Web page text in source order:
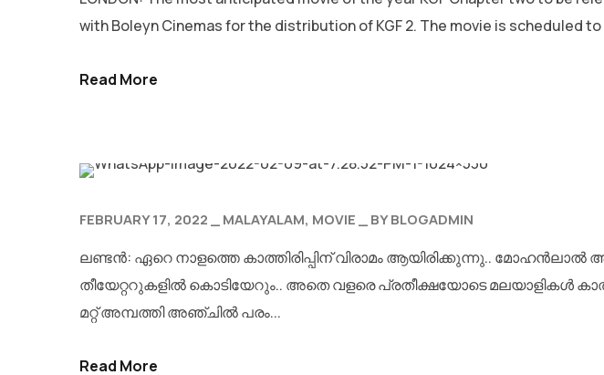
with Boleyn Cinemas for the distribution of KGF 2. The movie is scheduled
Read More
FEBRUARY 17, 2022 MALAYALAM MOVIE BYBLOGADMIN
ലണ്ടൻ: ഏറെ നാളത്തെ കാത്തിരിപ്പിന് വിരാമം ആയിരിക്കുന്നു..
തീയേറ്ററുകളിൽ കൊടിയേറും.. അതെ വളരെ പ്രതീക്ഷയോടെ മലയാളികൾ
മറ്റ് അമ്പത്തി അഞ്ചിൽ പരം...
Read More